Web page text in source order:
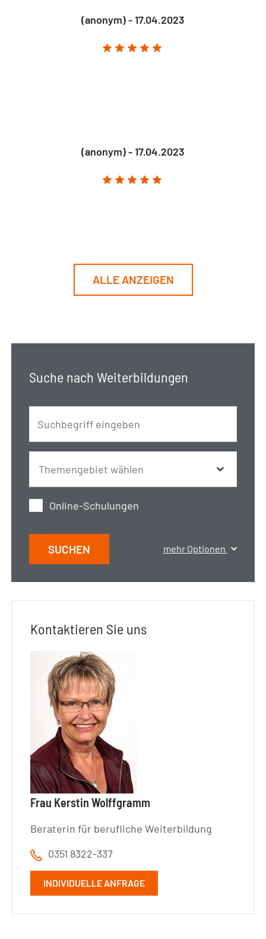
(anonym) - 17.04.2023
(anonym) - 17.04.2023
ALLE ANZEIGEN
Suche nach Weiterbildungen
Online-Schulungen
SUCHEN mehr Optionen
Kontaktieren Sie uns
Frau Kerstin Wolffgramm
Beraterin für berufliche Weiterbildung
0351 8322-337
INDIVIDUELLE ANFRAGE